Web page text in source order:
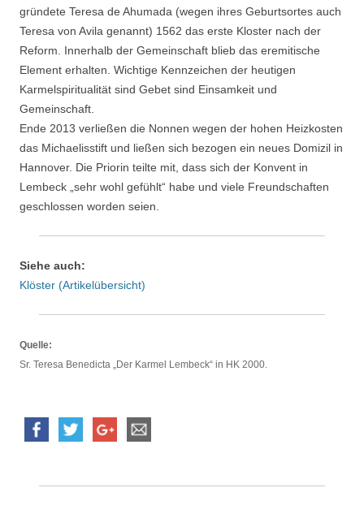
gründete Teresa de Ahumada (wegen ihres Geburtsortes auch
Teresa von Avila genannt) 1562 das erste Kloster nach der
Reform. Innerhalb der Gemeinschaft blieb das eremitische
Element erhalten. Wichtige Kennzeichen der heutigen
Karmelspiritualität sind Gebet sind Einsamkeit und
Gemeinschaft.
Ende 2013 verließen die Nonnen wegen der hohen Heizkosten
das Michaelisstift und ließen sich bezogen ein neues Domizil in
Hannover. Die Priorin teilte mit, dass sich der Konvent in
Lembeck „sehr wohl gefühlt“ habe und viele Freundschaften
geschlossen worden seien.
Siehe auch:
Klöster (Artikelübersicht)
Quelle:
Sr. Teresa Benedicta „Der Karmel Lembeck“ in HK 2000.